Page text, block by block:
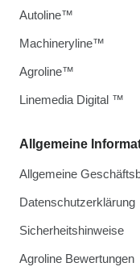
Allgemeine
Allgemeine
Datenschutzerklärung
Sicherheitshinweise
Agroline Bewertungen
Autoline™
Machineryline™
Agroline™
Linemedia Digital ™